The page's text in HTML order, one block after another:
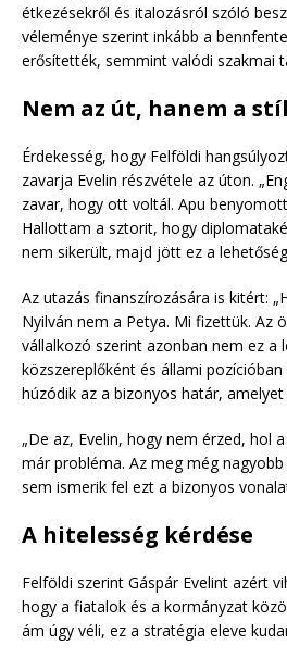
étkezésekről és italozásról szóló
véleménye szerint inkább a
erősítették, semmint valódi szakmai
Nem az út, hanem a
Érdekesség, hogy Felföldi
zavarja Evelin részvétele az úton.
zavar, hogy ott voltál. Apu
Hallottam a sztorit, hogy
nem sikerült, majd jött ez a
Az utazás finanszírozására is kitért:
Nyilván nem a Petya. Mi fizettük. Az
vállalkozó szerint azonban nem ez a
közszereplőként és állami
húzódik az a bizonyos határ,
„De az, Evelin, hogy nem érzed, hol
már probléma. Az meg még
sem ismerik fel ezt a bizonyos
A hitelesség kérdése
Felföldi szerint Gáspár Evelint azért
hogy a fiatalok és a kormányzat
ám úgy véli, ez a stratégia eleve